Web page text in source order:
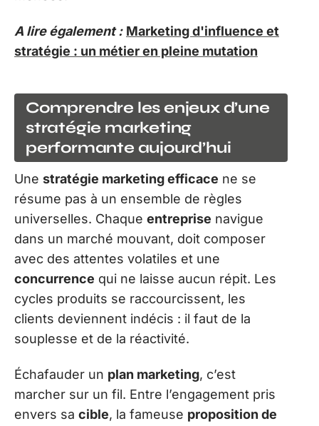
A lire également : Marketing d'influence et
stratégie : un métier en pleine mutation
Comprendre les enjeux d’une
stratégie marketing
performante aujourd’hui
Une stratégie marketing efficace ne se
résume pas à un ensemble de règles
universelles. Chaque entreprise navigue
dans un marché mouvant, doit composer
avec des attentes volatiles et une
concurrence qui ne laisse aucun répit. Les
cycles produits se raccourcissent, les
clients deviennent indécis : il faut de la
souplesse et de la réactivité.
Échafauder un plan marketing, c’est
marcher sur un fil. Entre l’engagement pris
envers sa cible, la fameuse proposition de